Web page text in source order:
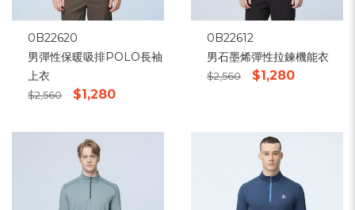
0B22620
男彈性保暖吸排POLO長袖
上衣
$2,560 $1,280
0B22612
男石墨烯彈性拉鍊機能衣
$2,560 $1,280